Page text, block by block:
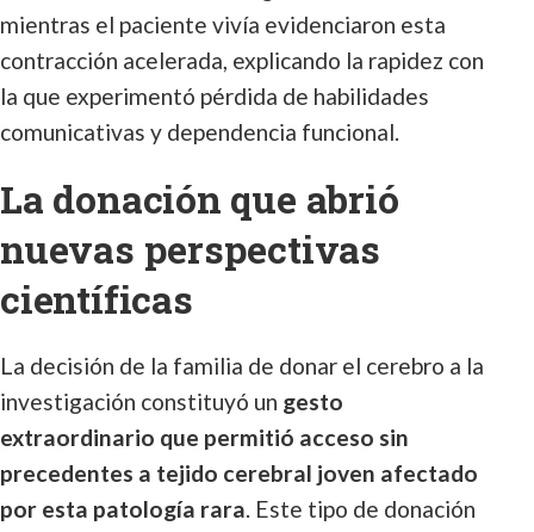
mientras el paciente vivía evidenciaron esta
contracción acelerada, explicando la rapidez con
la que experimentó pérdida de habilidades
comunicativas y dependencia funcional.
La donación que abrió
nuevas perspectivas
científicas
La decisión de la familia de donar el cerebro a la
investigación constituyó un gesto
extraordinario que permitió acceso sin
precedentes a tejido cerebral joven afectado
por esta patología rara. Este tipo de donación